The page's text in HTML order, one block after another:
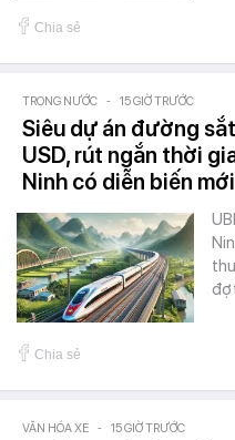
Chia sẻ
TRONG NƯỚC - 15 GIỜ TRƯỚC
Siêu dự án đường
USD, rút ngắn thời
Ninh có diễn biến mới
Chia sẻ
VĂN HÓA XE - 15 GIỜ TRƯỚC